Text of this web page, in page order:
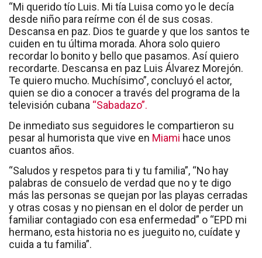
“Mi querido tío Luis. Mi tía Luisa como yo le decía
desde niño para reírme con él de sus cosas.
Descansa en paz. Dios te guarde y que los santos te
cuiden en tu última morada. Ahora solo quiero
recordar lo bonito y bello que pasamos. Así quiero
recordarte. Descansa en paz Luis Álvarez Morejón.
Te quiero mucho. Muchísimo”, concluyó el actor,
quien se dio a conocer a través del programa de la
televisión cubana “Sabadazo”.
De inmediato sus seguidores le compartieron su
pesar al humorista que vive en Miami hace unos
cuantos años.
“Saludos y respetos para ti y tu familia”, “No hay
palabras de consuelo de verdad que no y te digo
más las personas se quejan por las playas cerradas
y otras cosas y no piensan en el dolor de perder un
familiar contagiado con esa enfermedad” o “EPD mi
hermano, esta historia no es jueguito no, cuídate y
cuida a tu familia”.